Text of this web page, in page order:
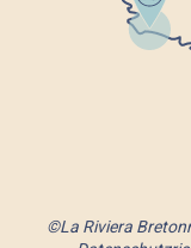
©La Riviera